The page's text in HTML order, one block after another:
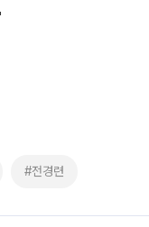
#전경련